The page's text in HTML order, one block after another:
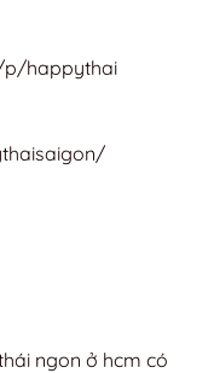
happythai
ngon ở hcm có